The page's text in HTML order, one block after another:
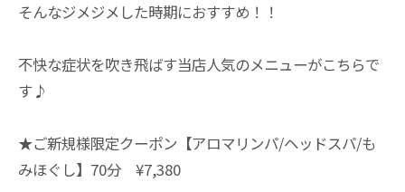
そんなジメジメした時期におすすめ！！
不快な症状を吹き飛ばす当店人気のメニューがこちらで
す♪
★ご新規様限定クーポン【アロマリンパ/ヘッドスパ/も
みほぐし】70分 ¥7,380